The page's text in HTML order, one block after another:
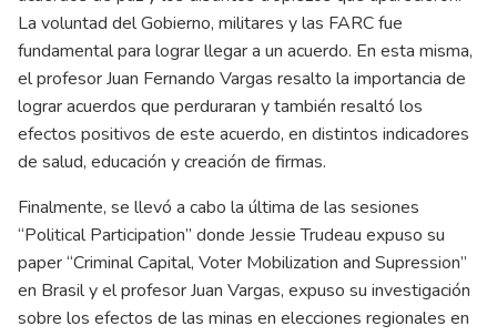
La voluntad del Gobierno, militares y las FARC fue
fundamental para lograr llegar a un acuerdo. En esta misma,
el profesor Juan Fernando Vargas resalto la importancia de
lograr acuerdos que perduraran y también resaltó los
efectos positivos de este acuerdo, en distintos indicadores
de salud, educación y creación de firmas.
Finalmente, se llevó a cabo la última de las sesiones
“Political Participation” donde Jessie Trudeau expuso su
paper “Criminal Capital, Voter Mobilization and Supression”
en Brasil y el profesor Juan Vargas, expuso su investigación
sobre los efectos de las minas en elecciones regionales en